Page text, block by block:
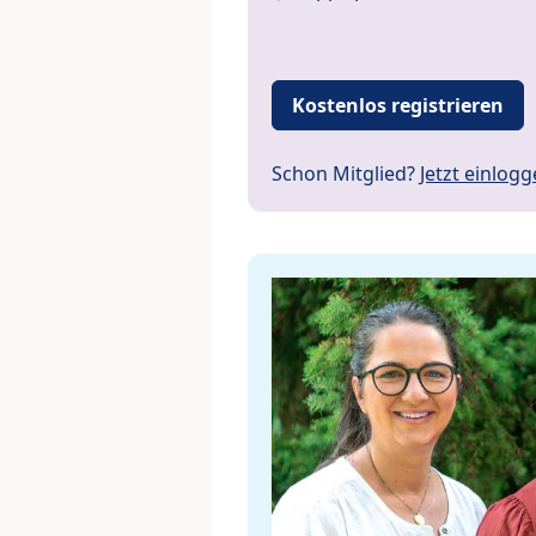
Kostenlos registrieren
Schon Mitglied? Jetzt